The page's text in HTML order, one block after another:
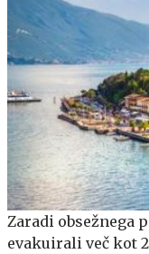
Zaradi obsežnega
evakuirali več kot